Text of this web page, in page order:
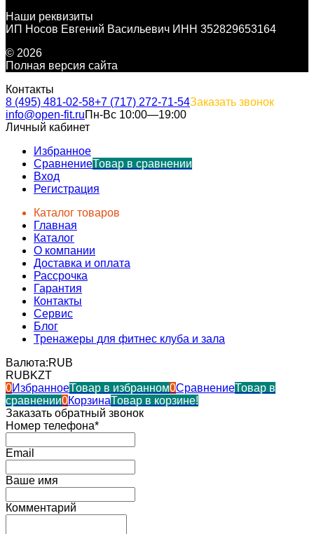
Наши реквизиты
ИП Носов Евгений Васильевич ИНН 352829653164
© 2026
Полная версия сайта
Контакты
8 (495) 481-02-58+7 (717) 272-71-54Заказать звонок
info@open-fit.ruПн-Вс 10:00—19:00
Личный кабинет
Избранное
СравнениеТовар в сравнении
Вход
Регистрация
Каталог товаров
Главная
Каталог
О компании
Доставка и оплата
Рассрочка
Гарантия
Контакты
Сервис
Блог
Тренажеры для фитнес клуба и зала
Валюта:RUB
RUBKZT
0ИзбранноеТовар в избранном0СравнениеТовар в
сравнении0КорзинаТовар в корзине!
Заказать обратный звонок
Номер телефона*
Email
Ваше имя
Комментарий